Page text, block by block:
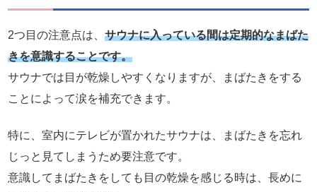
2つ目の注意点は、 サウナに入っている間は定期的なまばた
きを意識することです。
サウナでは目が乾燥しやすくなりますが、まばたきをする
ことによって涙を補充できます。
特に、室内にテレビが置かれたサウナは、まばたきを忘れ
じっと見てしまうため要注意です。
意識してまばたきをしても目の乾燥を感じる時は、長めに